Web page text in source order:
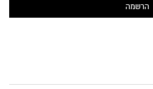
הרשמה